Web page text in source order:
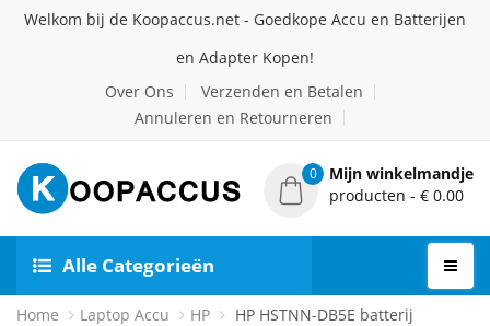
Welkom bij de Koopaccus.net - Goedkope Accu en Batterijen
en Adapter Kopen!
Over Ons
Verzenden en Betalen
Annuleren en Retourneren
0
Mijn winkelmandje
producten - € 0.00
Alle Categorieën
Home Laptop Accu HP HP HSTNN-DB5E batterij